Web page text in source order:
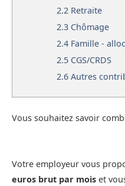
2.2 Retraite
2.3 Chômage
2.4 Famille -
2.5 CGS/CRDS
2.6 Autres
Vous souhaitez savoir
Votre employeur vous
euros brut par mois et